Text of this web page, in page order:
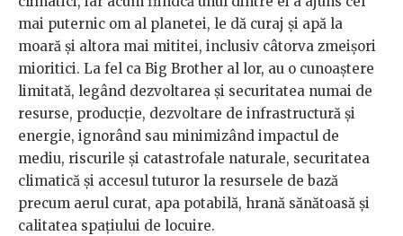
mai puternic om al planetei, le dă curaj și apă la
moară și altora mai mititei, inclusiv câtorva zmeișori
mioritici. La fel ca Big Brother al lor, au o cunoaștere
limitată, legând dezvoltarea și securitatea numai de
resurse, producție, dezvoltare de infrastructură și
energie, ignorând sau minimizând impactul de
mediu, riscurile și catastrofale naturale, securitatea
climatică și accesul tuturor la resursele de bază
precum aerul curat, apa potabilă, hrană sănătoasă și
calitatea spațiului de locuire.